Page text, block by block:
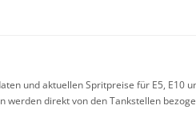
und aktuellen Spritpreise für E5, E10
direkt von den Tankstellen